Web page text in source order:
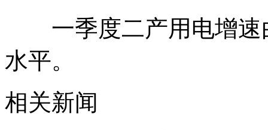
一季度二产用电增速
水平。
相关新闻